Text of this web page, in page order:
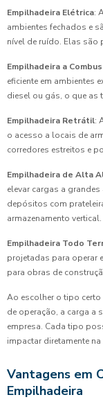
Empilhadeira Elétrica:
ambientes fechados e
nível de ruído. Elas são
Empilhadeira a
eficiente em ambientes
diesel ou gás, o que as
Empilhadeira Retrátil:
o acesso a locais de
corredores estreitos e
Empilhadeira de Alta
elevar cargas a
depósitos com
armazenamento vertical.
Empilhadeira Todo
projetadas para operar
para obras de
Ao escolher o tipo certo
de operação, a carga a
empresa. Cada tipo
impactar diretamente
Vantagens em
Empilhadeira